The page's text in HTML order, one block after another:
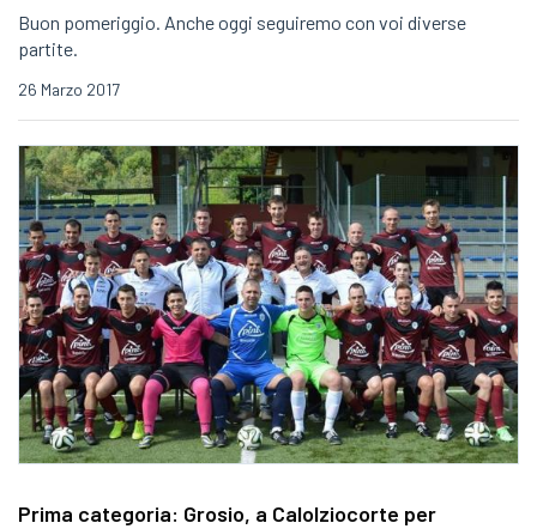
Buon pomeriggio. Anche oggi seguiremo con voi diverse
partite.
26 Marzo 2017
Prima categoria: Grosio, a Calolziocorte per